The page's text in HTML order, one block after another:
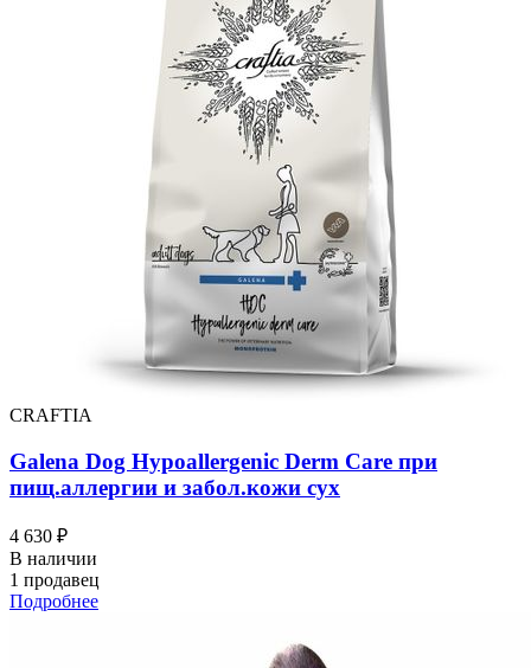
CRAFTIA
Galena Dog Hypoallergenic Derm Care при
пищ.аллергии и забол.кожи сух
4 630 ₽
В наличии
1 продавец
Подробнее